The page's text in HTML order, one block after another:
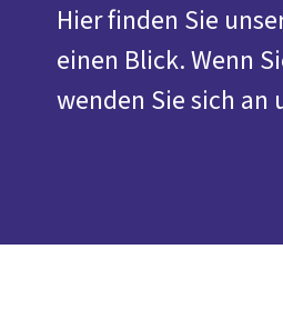
Hier finden Sie
einen Blick. Wenn
wenden Sie sich an